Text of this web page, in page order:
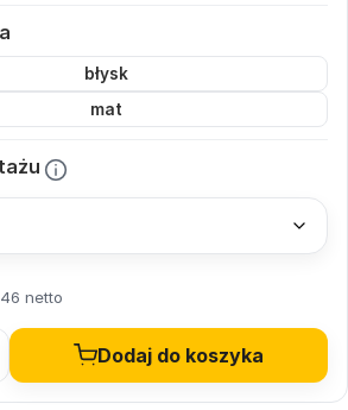
błysk
mat
netto
Dodaj do koszyka